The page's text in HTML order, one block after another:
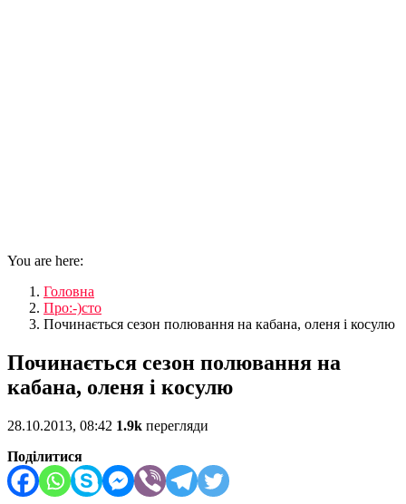
You are here:
Головна
Про:-)сто
Починається сезон полювання на кабана, оленя і косулю
Починається сезон полювання на
кабана, оленя і косулю
28.10.2013, 08:42 1.9k перегляди
Поділитися